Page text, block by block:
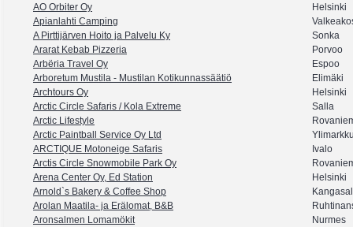
AO Orbiter Oy
Helsinki
Apianlahti Camping
A Pirttijärven Hoito ja Palvelu Ky
Sonka
Ararat Kebab Pizzeria
Porvoo
Arbëria Travel Oy
Espoo
Arboretum Mustila - Mustilan Kotikunnassäätiö
Elimäki
Archtours Oy
Helsinki
Arctic Circle Safaris / Kola Extreme
Salla
Arctic Lifestyle
Arctic Paintball Service Oy Ltd
ARCTIQUE Motoneige Safaris
Ivalo
Arctis Circle Snowmobile Park Oy
Arena Center Oy, Ed Station
Helsinki
Arnold`s Bakery & Coffee Shop
Arolan Maatila- ja Erälomat, B&B
Aronsalmen Lomamökit
Nurmes